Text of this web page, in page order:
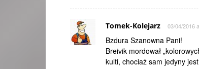
Tomek-Kolejarz 03/04/2016
Bzdura Szanowna Pani!
Breivik mordował
kulti, chociaż sam jedyny